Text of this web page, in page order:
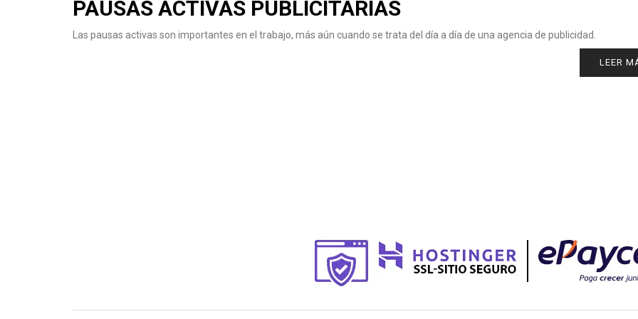
PAUSAS ACTIVAS PUBLICITARIAS
Las pausas activas son importantes en el trabajo, más aún cuando se trata del día a día de una agencia de publicidad.
LEER